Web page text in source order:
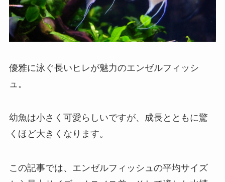
優雅に泳ぐ長いヒレが魅力のエンゼルフィッシ
ュ。
幼魚は小さく可愛らしいですが、成長とともに驚
くほど大きくなります。
この記事では、エンゼルフィッシュの平均サイズ